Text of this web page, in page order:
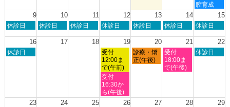
2nd
3rd
6th
7th
月
8th
曜
日,
月
腔育成
9 10 11 12 13 14 15
日
8
月
休診日
月
休診日
火
休診日
水
8
月
12th
2026
休診日
木
8
月
13th
休診日
金
8
月
14th
2026
休診日
土
8
月
休診日
16 17 18 19 20 21 22
日
2026
休診日
水
曜
日,
8
月
19th
2026
受付
12:00ま
で(午前)
木
曜
2026
診療・矯
正(午後)
金
曜
日,
2026
受付
18:00ま
で(午後)
土
2026
休診日
水
曜
日,
8
受付
16:30か
ら(午後)
23 24 25 26 27 28 29